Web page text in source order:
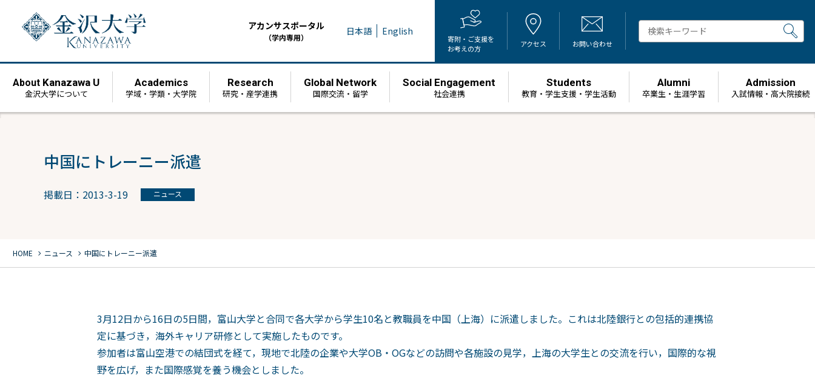
アカンサスポータル
（学内専用） 日本語 English
寄附・ご支援を
お考えの方
アクセス お問い合わせ
About Kanazawa U
金沢大学について
Academics
学域・学類・大学院
Research
研究・産学連携
Global Network
国際交流・留学
Social Engagement
社会連携
Students
教育・学生支援・学生活動
Alumni
卒業生・生涯学習
Admission
⼊試情報・高大院接続
中国にトレーニー派遣
掲載日：2013-3-19 ニュース
HOME chevron_right ニュース chevron_right 中国にトレーニー派遣
3月12日から16日の5日間，富山大学と合同で各大学から学生10名と教職員を中国（上海）に派遣しました。これは北陸銀行との包括的連携協
定に基づき，海外キャリア研修として実施したものです。
参加者は富山空港での結団式を経て，現地で北陸の企業や大学OB・OGなどの訪問や各施設の見学，上海の大学生との交流を行い，国際的な視
野を広げ，また国際感覚を養う機会としました。